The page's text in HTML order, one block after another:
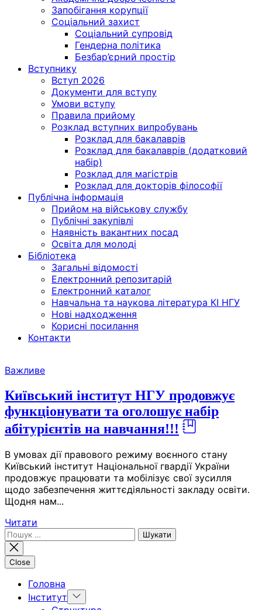
Запобігання корупції
Соціальний захист
Соціальний супровід
Гендерна політика
Безбар’єрний простір
Вступнику
Вступ 2026
Документи для вступу
Умови вступу
Правила прийому
Розклад вступних випробувань
Розклад для бакалаврів
Розклад для бакалаврів (додатковий
набір)
Розклад для магістрів
Розклад для докторів філософії
Публічна інформація
Прийом на військову службу
Публічні закупівлі
Наявність вакантних посад
Освіта для молоді
Бібліотека
Загальні відомості
Електронний репозитарій
Електронний каталог
Навчальна та наукова література КІ НГУ
Нові надходження
Корисні посилання
Контакти
Skip
the
content
Важливе
Київський інститут НГУ продовжує
функціонувати та оголошує набір
абітурієнтів на навчання!!!
В умовах дії правового режиму воєнного стану
Київський інститут Національної гвардії України
продовжує працювати та мобілізує свої зусилля
щодо забезпечення життєдіяльності закладу освіти.
Щодня нам...
Читати
Пошук:
Close
Головна
Інститут
Show
sub